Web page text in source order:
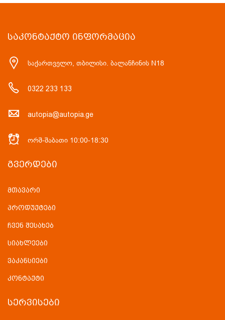
ᲡᲐᲙᲝᲜᲢᲐᲥᲢᲝ ᲘᲜᲤᲝᲠᲛᲐᲪᲘᲐ
საქართველო, თბილისი. ბალანჩინის N18
0322 233 133
autopia@autopia.ge
ორშ-შაბათი 10:00-18:30
ᲒᲕᲔᲠᲓᲔᲑᲘ
მთავარი
პროდუქტები
ჩვენ შესახებ
სიახლეები
ვაკანსიები
კონტაქტი
ᲡᲔᲠᲕᲘᲡᲔᲑᲘ